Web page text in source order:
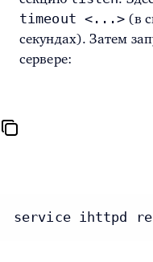
timeout <...> (в
секундах). Затем
сервере:
service ihttpd